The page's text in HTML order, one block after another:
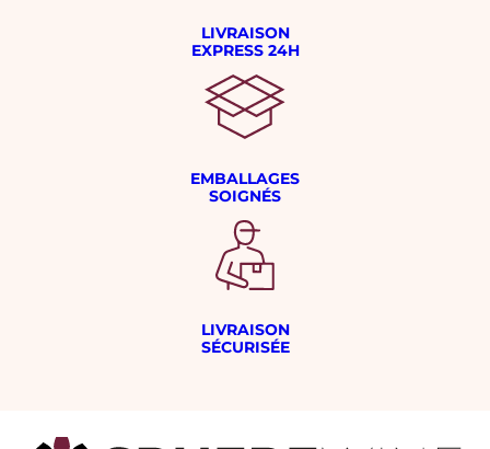
LIVRAISON
EXPRESS 24H
EMBALLAGES
SOIGNÉS
LIVRAISON
SÉCURISÉE